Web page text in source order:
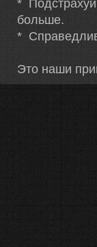
*
больше.
*
Это наши